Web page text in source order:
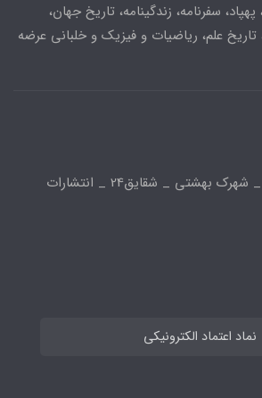
سفرنامه، زندگینامه، تاریخ جهان،
تاریخ علم، ریاضیات و فیزیک و خلبانی عرضه
اتوبان بابایی _ شهرک بهشتی _ شقایق24 _ انتشارات
نماد اعتماد الکترونیکی